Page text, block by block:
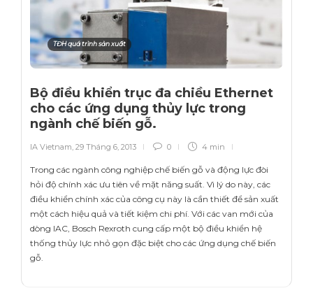
TĐH quá trình sản xuất
Bộ điều khiển trục đa chiều Ethernet
cho các ứng dụng thủy lực trong
ngành chế biến gỗ.
IA Vietnam 29 Tháng 6, 2013 0 4 min
Trong các ngành công nghiệp chế biến gỗ và động lực đòi
hỏi độ chính xác ưu tiên về mặt năng suất. Vì lý do này, các
điều khiển chính xác của công cụ này là cần thiết để sản xuất
một cách hiệu quả và tiết kiệm chi phí. Với các van mới của
dòng IAC, Bosch Rexroth cung cấp một bộ điều khiển hệ
thống thủy lực nhỏ gọn đặc biệt cho các ứng dụng chế biến
gỗ.